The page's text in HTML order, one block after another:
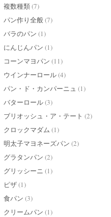
複数種類(7)
パン作り全般 (7)
バラのパン (1)
にんじんパン (1)
コーンマヨパン (11)
ウインナーロール(4)
パン・ド・カンパーニュ (1)
バターロール(3)
ブリオッシュ・ア・テート (2)
クロックマダム (1)
明太子マヨネーズパン (2)
グラタンパン (2)
グリッシーニ (1)
ピザ(1)
食パン (3)
クリームパン (1)